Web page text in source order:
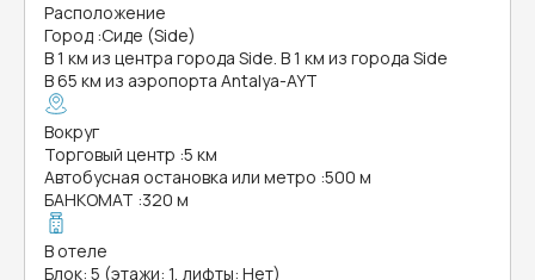
Расположение
Город :Сиде (Side)
В 1 км из центра города Side. В 1 км из города Side
В 65 км из аэропорта Antalya-AYT
Вокруг
Торговый центр :5 км
Автобусная остановка или метро :500 м
БАНКОМАТ :320 м
В отеле
Блок: 5 (этажи: 1, лифты: Нет)